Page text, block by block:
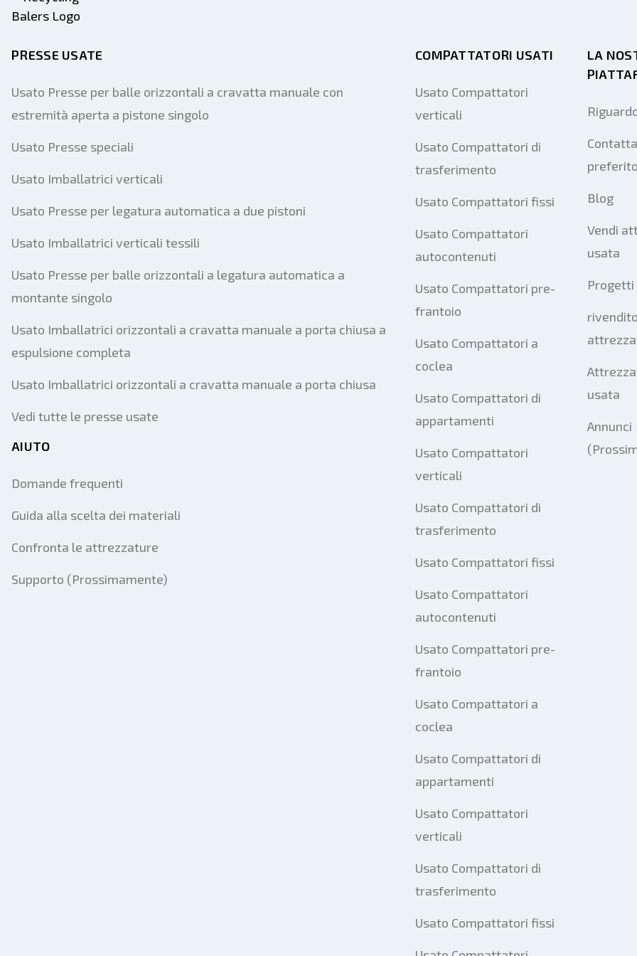
PRESSE USATE
Usato Presse per balle orizzontali a cravatta manuale con
estremità aperta a pistone singolo
Usato Presse speciali
Usato Imballatrici verticali
Usato Presse per legatura automatica a due pistoni
Usato Imballatrici verticali tessili
Usato Presse per balle orizzontali a legatura automatica a
montante singolo
Usato Imballatrici orizzontali a cravatta manuale a porta chiusa a
espulsione completa
Usato Imballatrici orizzontali a cravatta manuale a porta chiusa
Vedi tutte le presse usate
AIUTO
Domande frequenti
Guida alla scelta dei materiali
Confronta le attrezzature
Supporto (Prossimamente)
COMPATTATORI USATI
Usato Compattatori
verticali
Usato Compattatori di
trasferimento
Usato Compattatori fissi
Usato Compattatori
autocontenuti
Usato Compattatori pre-
frantoio
Usato Compattatori a
coclea
Usato Compattatori di
appartamenti
Usato Compattatori
verticali
Usato Compattatori di
trasferimento
Usato Compattatori fissi
Usato Compattatori
autocontenuti
Usato Compattatori pre-
frantoio
Usato Compattatori a
coclea
Usato Compattatori di
appartamenti
Usato Compattatori
verticali
Usato Compattatori di
trasferimento
Usato Compattatori fissi
LA
Blog
Vendi
usata
usata
Annunci